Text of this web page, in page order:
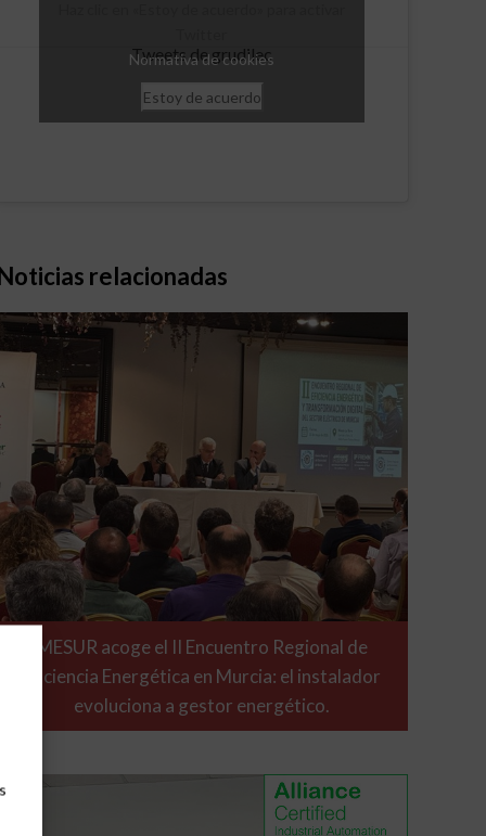
Tweets de grudilec
Normativa de cookies
Estoy de acuerdo
relacionadas
MESUR acoge el II Encuentro Regional de
Eficiencia Energética en Murcia: el instalador
evoluciona a gestor energético.